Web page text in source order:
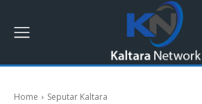
Home Seputar Kaltara